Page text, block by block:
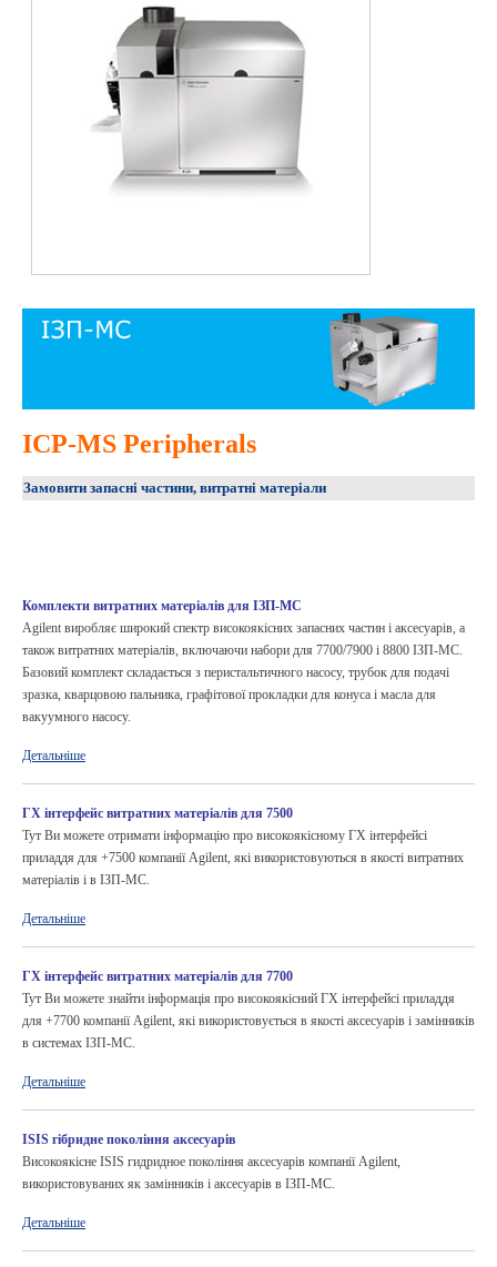
ICP-MS Peripherals
Замовити запасні частини, витратні матеріали
Комплекти витратних матеріалів для ІЗП-МС
Agilent виробляє широкий спектр високоякісних запасних частин і аксесуарів, а
також витратних матеріалів, включаючи набори для 7700/7900 і 8800 ІЗП-МС.
Базовий комплект складається з перистальтичного насосу, трубок для подачі
зразка, кварцовою пальника, графітової прокладки для конуса і масла для
вакуумного насосу.
Детальніше
ГХ інтерфейс витратних матеріалів для 7500
Тут Ви можете отримати інформацію про високоякісному ГХ інтерфейсі
приладдя для +7500 компанії Agilent, які використовуються в якості витратних
матеріалів і в ІЗП-МС.
Детальніше
ГХ інтерфейс витратних матеріалів для 7700
Тут Ви можете знайти інформація про високоякісний ГХ інтерфейсі приладдя
для +7700 компанії Agilent, які використовується в якості аксесуарів і замінників
в системах ІЗП-МС.
Детальніше
ISIS гібридне покоління аксесуарів
Високоякісне ISIS гидридное покоління аксесуарів компанії Agilent,
використовуваних як замінників і аксесуарів в ІЗП-МС.
Детальніше